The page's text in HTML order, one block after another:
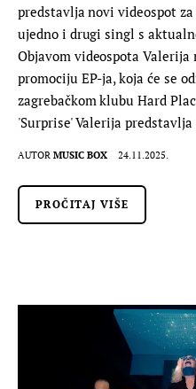
predstavlja novi videospot za
ujedno i drugi singl s
Objavom videospota
promociju EP-ja, koja će se
zagrebačkom klubu Hard
'Surprise' Valerija
AUTOR MUSIC BOX 24.11.2025.
PROČITAJ VIŠE